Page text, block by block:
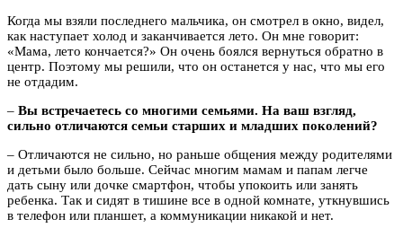
Когда мы взяли последнего мальчика, он смотрел в окно, видел,
как наступает холод и заканчивается лето. Он мне говорит:
«Мама, лето кончается?» Он очень боялся вернуться обратно в
центр. Поэтому мы решили, что он останется у нас, что мы его
не отдадим.
– Вы встречаетесь со многими семьями. На ваш взгляд,
сильно отличаются семьи старших и младших поколений?
– Отличаются не сильно, но раньше общения между родителями
и детьми было больше. Сейчас многим мамам и папам легче
дать сыну или дочке смартфон, чтобы упокоить или занять
ребенка. Так и сидят в тишине все в одной комнате, уткнувшись
в телефон или планшет, а коммуникации никакой и нет.